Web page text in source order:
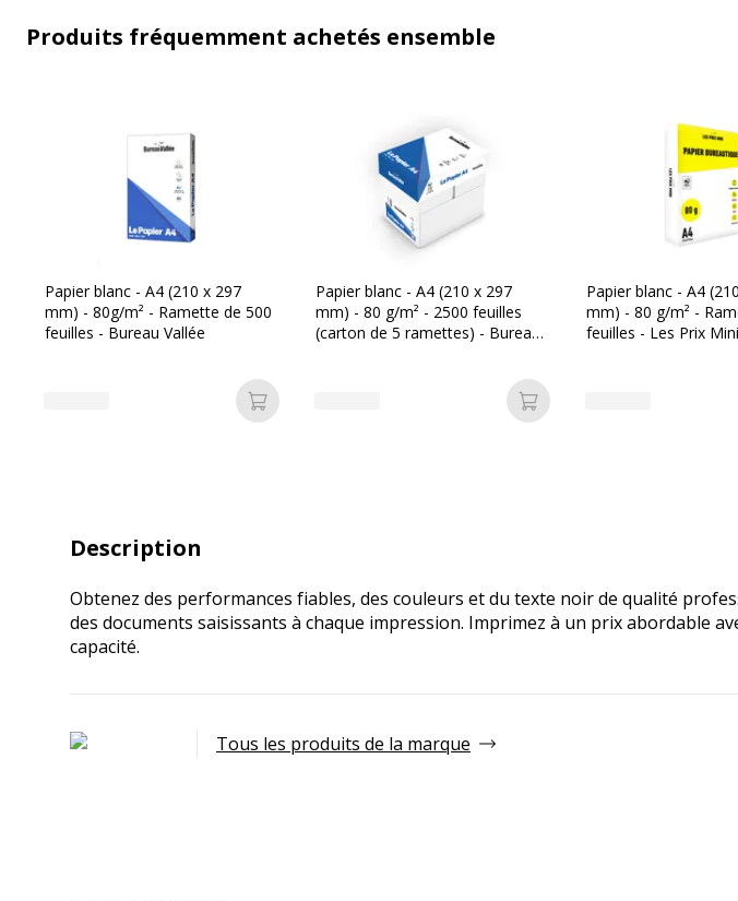
Produits fréquemment achetés ensemble
Papier blanc - A4 (210 x 297
mm) - 80g/m² - Ramette de 500
feuilles - Bureau Vallée
Ajouter au panier
Papier blanc - A4 (210 x 297
mm) - 80 g/m² - 2500 feuilles
(carton de 5 ramettes) - Bureau
Ajouter au panier
Papier blanc - A4
mm) - 80 g/m² -
feuilles - Les Prix Mini
Description
Obtenez des performances fiables, des couleurs et du texte noir de qualité
des documents saisissants à chaque impression. Imprimez à un prix abordable
capacité.
Tous les produits de la marque